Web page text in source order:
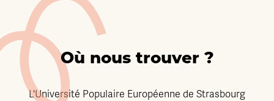
Où nous trouver ?
L'Université Populaire Européenne de Strasbourg